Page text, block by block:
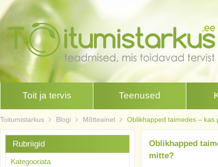
Toit ja tervis Teenused
Toitumistarkus Blogi Mõtteainet Oblikhapped taimedes – kas
Oblikhapped
mitte?
Rubriigid
Kategooriata